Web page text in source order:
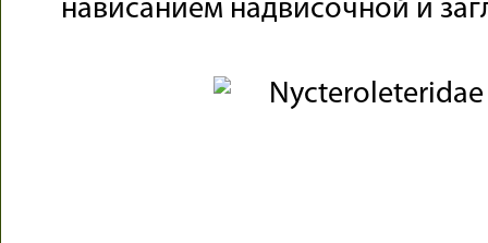
нависанием надвисочной и